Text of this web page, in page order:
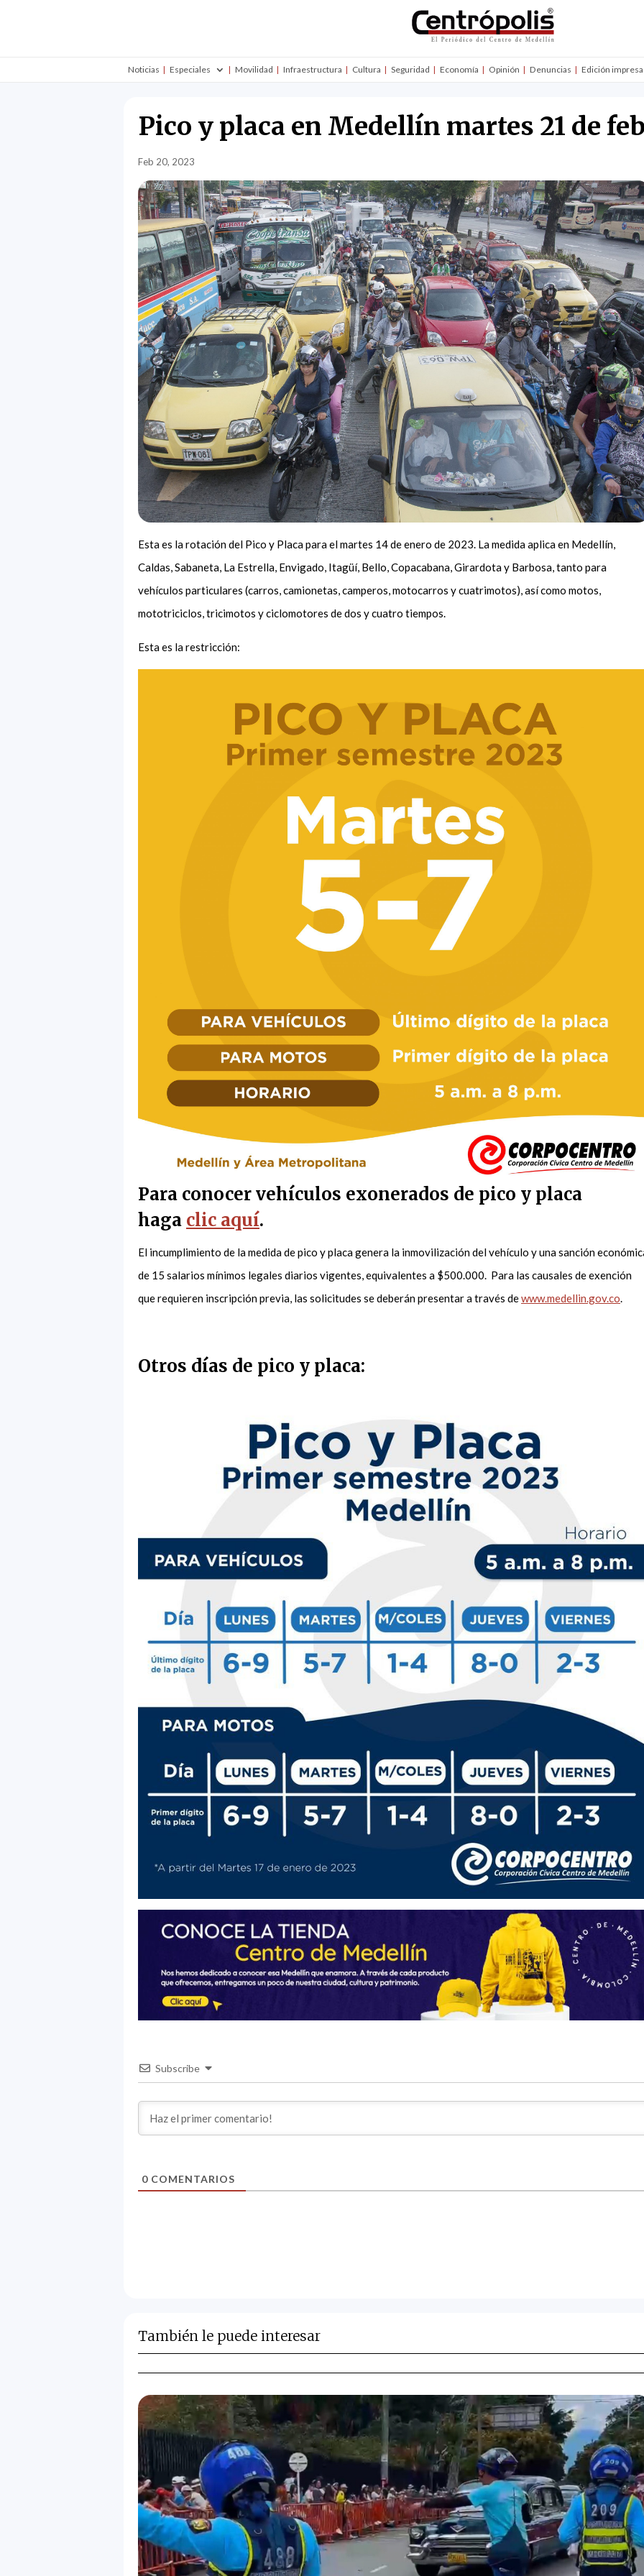
Noticias Especiales Movilidad Infraestructura Cultura Seguridad Economía Opinión Denuncias Edición impresa
Pico y placa en Medellín martes 21 de
Feb 20, 2023
Esta es la rotación del Pico y Placa para el martes 14 de enero de 2023. La medida aplica en Medellín,
Caldas, Sabaneta, La Estrella, Envigado, Itagüí, Bello, Copacabana, Girardota y Barbosa, tanto para
vehículos particulares (carros, camionetas, camperos, motocarros y cuatrimotos), así como motos,
mototriciclos, tricimotos y ciclomotores de dos y cuatro tiempos.
Esta es la restricción:
Para conocer vehículos exonerados de pico y placa
haga clic aquí.
El incumplimiento de la medida de pico y placa genera la inmovilización del vehículo y una sanción
de 15 salarios mínimos legales diarios vigentes, equivalentes a $500.000. Para las causales de exención
que requieren inscripción previa, las solicitudes se deberán presentar a través dewww.medellin.gov.co.
Otros días de pico y placa:
Subscribe
0 COMENTARIOS
También le puede interesar